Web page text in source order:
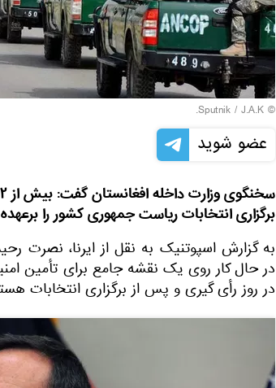
© Sputnik / J.A.K.
عضو شوید
برگزاری انتخابات ریاست جمهوری کشور را
به گزارش اسپوتنیک به نقل از ایرنا، نصرت
در حال کار روی یک نقشه جامع برای تأمین
در روز رأی گیری و پس از برگزاری انتخابات